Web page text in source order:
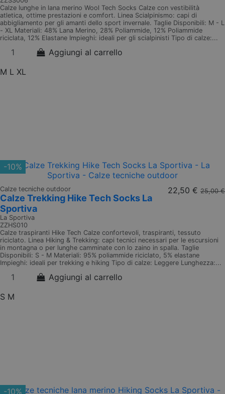
Calze lunghe in lana merino Wool Tech Socks Calze con vestibilità
atletica, ottime prestazioni e comfort. Linea Scialpinismo: capi di
abbigliamento per gli amanti dello sport invernale. Taglie Disponibili: M - L
- XL Materiali: 48% Lana Merino, 28% Poliammide, 12% Poliammide
riciclata, 12% Elastane Impieghi: ideali per gli scialpinisti Tipo di calze:...
Aggiungi al carrello
M L XL
-10%
Calze tecniche outdoor
Calze Trekking Hike Tech Socks La
Sportiva
La Sportiva
ZZHS010
22,50 € 25,00 €
Calze traspiranti Hike Tech Calze confortevoli, traspiranti, tessuto
riciclato. Linea Hiking & Trekking: capi tecnici necessari per le escursioni
in montagna o per lunghe camminate con lo zaino in spalla. Taglie
Disponibili: S - M Materiali: 95% poliammide riciclato, 5% elastane
Impieghi: ideali per trekking e hiking Tipo di calze: Leggere Lunghezza:...
Aggiungi al carrello
S M
-10%